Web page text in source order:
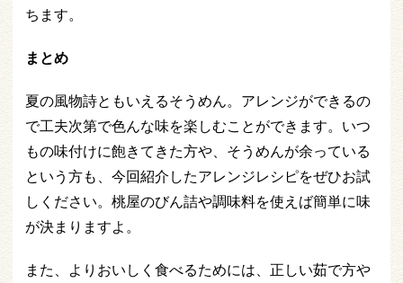
ちます。
まとめ
夏の風物詩ともいえるそうめん。アレンジができるの
で工夫次第で色んな味を楽しむことができます。いつ
もの味付けに飽きてきた方や、そうめんが余っている
という方も、今回紹介したアレンジレシピをぜひお試
しください。桃屋のびん詰や調味料を使えば簡単に味
が決まりますよ。
また、よりおいしく食べるためには、正しい茹で方や